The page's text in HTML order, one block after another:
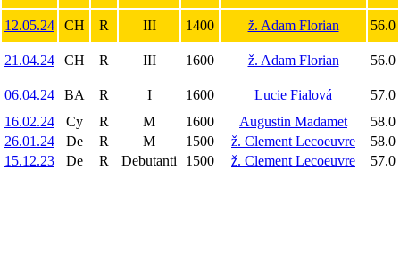
12.05.24 CH R III 1400 ž. Adam Florian 56.0
21.04.24 CH R III 1600 ž. Adam Florian 56.0
06.04.24 BA R I 1600 Lucie Fialová
57.0
16.02.24
Cy R M 1600 Augustin Madamet
58.0
26.01.24
De R M 1500 ž. Clement Lecoeuvre
58.0
15.12.23
De R Debutanti 1500 ž. Clement Lecoeuvre 57.0